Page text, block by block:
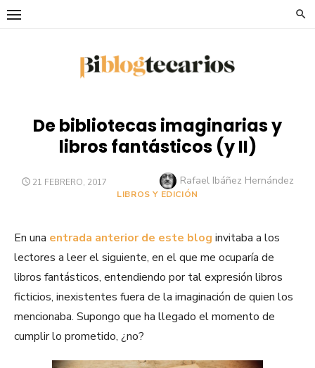
Saltar
De bibliotecas imaginarias y
libros fantásticos (y II)
PUBLICADO
21 FEBRERO, 2017 Autor
Rafael Ibáñez Hernández
LIBROS Y EDICIÓN
En una entrada anterior de este blog invitaba a los
lectores a leer el siguiente, en el que me ocuparía de
libros fantásticos, entendiendo por tal expresión libros
ficticios, inexistentes fuera de la imaginación de quien los
mencionaba. Supongo que ha llegado el momento de
cumplir lo prometido, ¿no?